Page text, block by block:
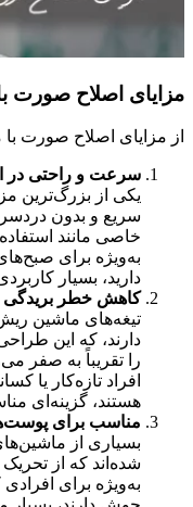
مزایای اصلاح صورت
از مزایای اصلاح صورت
سرعت و راحتی در
یکی از بزرگ‌ترین
سریع و بدون
خاصی مانند
به‌ویژه برای
دارید، بسیار
کاهش خطر بریدگی
تیغه‌های ماشین
دارند، که این
را تقریباً به صفر
افراد تازه‌کار یا
هستند، گزینه‌ای
مناسب برای
بسیاری از
شده‌اند که از
به‌ویژه برای